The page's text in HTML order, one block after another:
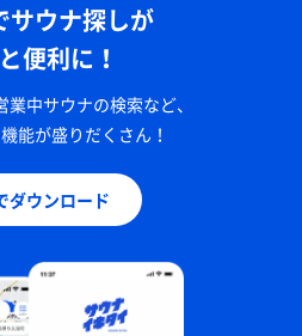
サウナ探しが
便利に！
中サウナの検索など、
能が盛りだくさん！
ダウンロード